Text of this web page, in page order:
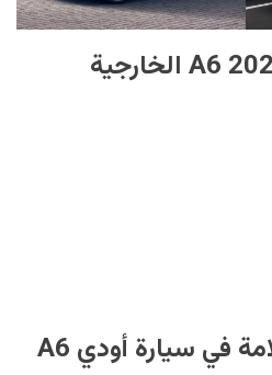
أنظمة الأمان والسلامة في سيارة أودي A6